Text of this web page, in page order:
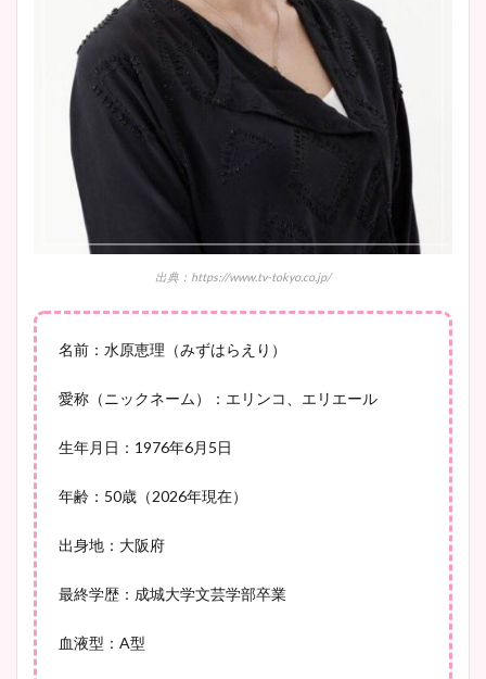
鈴木唯の太ってた時の体重が
ヤバすぎww原因や痩せたダ
イエット方は？昔と現在を画
像比較！
豊島実季アナのカップ画像ま
とめ！美脚や水着姿に年齢も
調査！
宇賀神メグアナのニット画像
まとめ！足も美脚でカップも
凄い！
池谷実悠アナのメガネ画像が
かわいい！カップや水着姿も
出典：https://www.tv-tokyo.co.jp/
名前：水原恵理（みずはらえり）
愛称（ニックネーム）：エリンコ、エリエール
生年月日：1976年6月5日
年齢：50歳（2026年現在）
出身地：大阪府
最終学歴：成城大学文芸学部卒業
血液型：A型